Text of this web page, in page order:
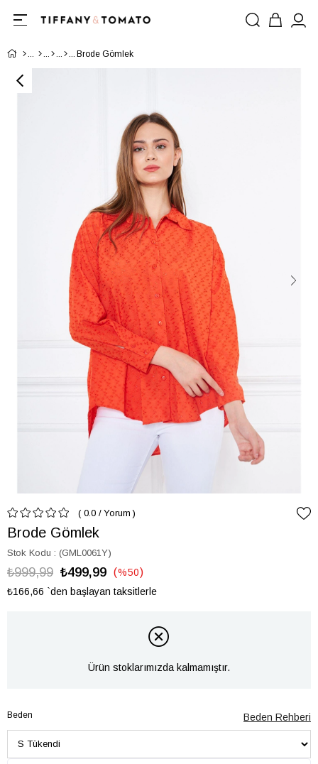
Brode Gömlek
0.0 / Yorum
Brode Gömlek
Stok Kodu (GML0061Y)
₺999,99 ₺499,99 %50
İndirim
₺166,66 `den başlayan taksitlerle
Ürün stoklarımızda kalmamıştır.
Beden Beden Rehberi